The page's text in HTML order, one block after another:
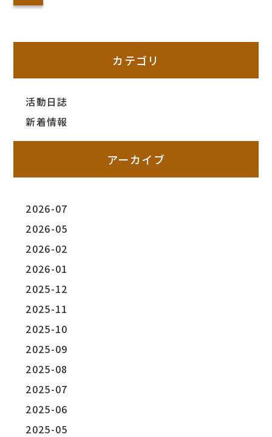
カテゴリ
活動日誌
新着情報
アーカイブ
2026-07
2026-05
2026-02
2026-01
2025-12
2025-11
2025-10
2025-09
2025-08
2025-07
2025-06
2025-05